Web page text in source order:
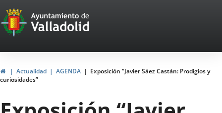
Portal
Web
del
Ayuntamiento
de
InicioActualidad AGENDA
Exposición “Javier Sáez Castán: Prodigios y
curiosidades”